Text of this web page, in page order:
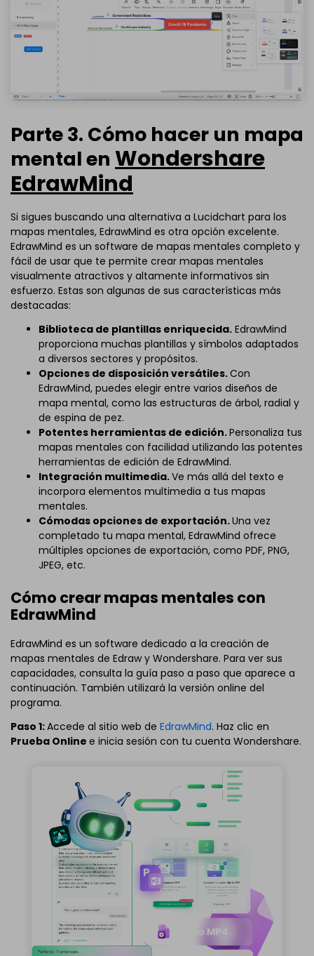
Parte 3. Cómo hacer un mapa
mental en Wondershare
EdrawMind
Si sigues buscando una alternativa a Lucidchart para los
mapas mentales, EdrawMind es otra opción excelente.
EdrawMind es un software de mapas mentales completo y
fácil de usar que te permite crear mapas mentales
visualmente atractivos y altamente informativos sin
esfuerzo. Estas son algunas de sus características más
destacadas:
Biblioteca de plantillas enriquecida. EdrawMind
proporciona muchas plantillas y símbolos adaptados
a diversos sectores y propósitos.
Opciones de disposición versátiles.Con
EdrawMind, puedes elegir entre varios diseños de
mapa mental, como las estructuras de árbol, radial y
de espina de pez.
Potentes herramientas de edición.Personaliza tus
mapas mentales con facilidad utilizando las potentes
herramientas de edición de EdrawMind.
Integración multimedia.Ve más allá del texto e
incorpora elementos multimedia a tus mapas
mentales.
Cómodas opciones de exportación.Una vez
completado tu mapa mental, EdrawMind ofrece
múltiples opciones de exportación, como PDF, PNG,
JPEG, etc.
Cómo crear mapas mentales con
EdrawMind
EdrawMind es un software dedicado a la creación de
mapas mentales de Edraw y Wondershare. Para ver sus
capacidades, consulta la guía paso a paso que aparece a
continuación. También utilizará la versión online del
programa.
Paso 1:Accede al sitio web de EdrawMind. Haz clic en
Prueba Online e inicia sesión con tu cuenta Wondershare.